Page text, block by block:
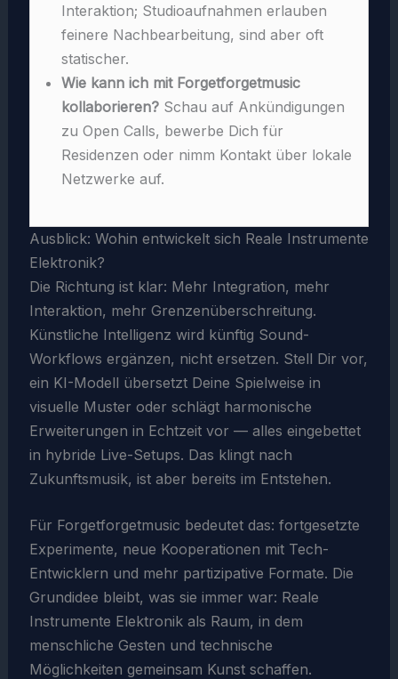
Interaktion; Studioaufnahmen erlauben
feinere Nachbearbeitung, sind aber oft
statischer.
Wie kann ich mit Forgetforgetmusic
kollaborieren?Schau auf Ankündigungen
zu Open Calls, bewerbe Dich für
Residenzen oder nimm Kontakt über lokale
Netzwerke auf.
Ausblick: Wohin entwickelt sich Reale Instrumente
Elektronik?
Die Richtung ist klar: Mehr Integration, mehr
Interaktion, mehr Grenzenüberschreitung.
Künstliche Intelligenz wird künftig Sound-
Workflows ergänzen, nicht ersetzen. Stell Dir vor,
ein KI-Modell übersetzt Deine Spielweise in
visuelle Muster oder schlägt harmonische
Erweiterungen in Echtzeit vor — alles eingebettet
in hybride Live-Setups. Das klingt nach
Zukunftsmusik, ist aber bereits im Entstehen.
Für Forgetforgetmusic bedeutet das: fortgesetzte
Experimente, neue Kooperationen mit Tech-
Entwicklern und mehr partizipative Formate. Die
Grundidee bleibt, was sie immer war: Reale
Instrumente Elektronik als Raum, in dem
menschliche Gesten und technische
Möglichkeiten gemeinsam Kunst schaffen.